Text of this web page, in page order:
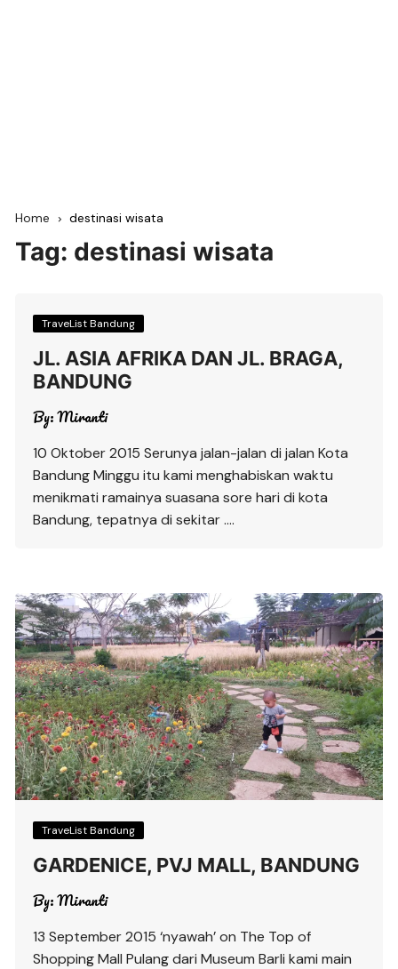
Home destinasi wisata
Tag: destinasi wisata
TraveList Bandung
JL. ASIA AFRIKA DAN JL. BRAGA,
BANDUNG
By:Miranti
10 Oktober 2015 Serunya jalan-jalan di jalan Kota
Bandung Minggu itu kami menghabiskan waktu
menikmati ramainya suasana sore hari di kota
Bandung, tepatnya di sekitar ….
TraveList Bandung
GARDENICE, PVJ MALL, BANDUNG
By:Miranti
13 September 2015 ‘nyawah’ on The Top of
Shopping Mall Pulang dari Museum Barli kami main